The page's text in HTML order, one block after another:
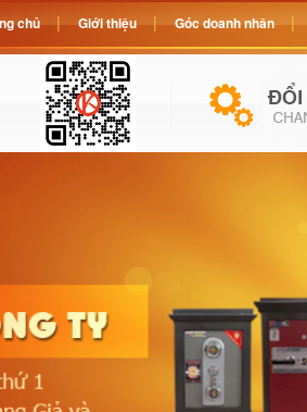
chủ Giới thiệu Góc doanh nhân